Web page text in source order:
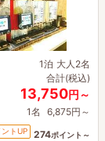
1泊 大人2名
合計(税込)
13,750円～
1名 6,875円～
ントUP 274ポイント～